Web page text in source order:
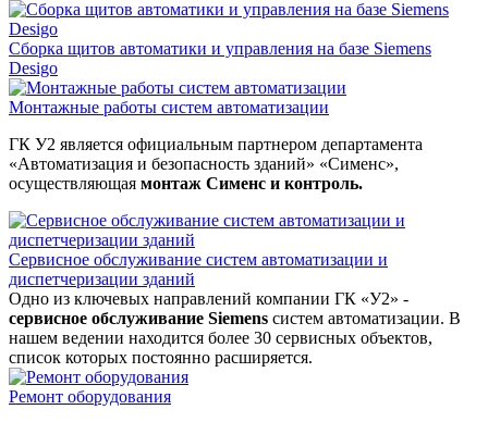
Сборка щитов автоматики и управления на базе Siemens
Desigo
Монтажные работы систем автоматизации
ГК У2 является официальным партнером департамента
«Автоматизация и безопасность зданий» «Сименс»,
осуществляющая монтаж Сименс и контроль.
Сервисное обслуживание систем автоматизации и
диспетчеризации зданий
Одно из ключевых направлений компании ГК «У2» -
сервисное обслуживание Siemens систем автоматизации. В
нашем ведении находится более 30 сервисных объектов,
список которых постоянно расширяется.
Ремонт оборудования